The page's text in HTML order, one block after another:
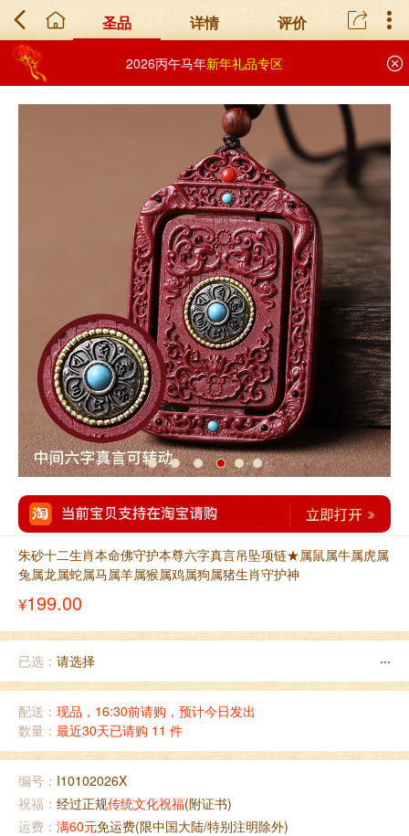
圣品 详情 评价
2026丙午马年新年礼品专区
朱砂十二生肖本命佛守护本尊六字真言吊坠项链★属鼠属牛属虎属
兔属龙属蛇属马属羊属猴属鸡属狗属猪生肖守护神
¥199.00
···
已选： 请选择
配送： 现品，16:30前请购，预计今日发出
数量： 最近30天已请购 11 件
编号： I10102026X
祝福： 经过正规传统文化祝福(附证书)
运费： 满60元免运费(限中国大陆/特别注明除外)